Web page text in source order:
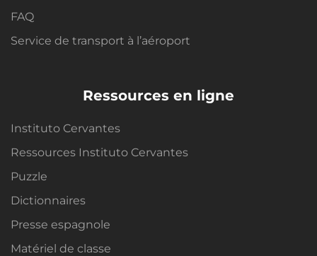
FAQ
Service de transport à l’aéroport
Ressources en ligne
Instituto Cervantes
Ressources Instituto Cervantes
Puzzle
Dictionnaires
Presse espagnole
Matériel de classe